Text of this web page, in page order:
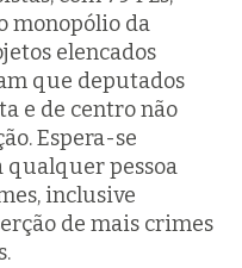
monopólio da
elencados
que deputados
e de centro não
Espera-se
qualquer pessoa
inclusive
de mais crimes